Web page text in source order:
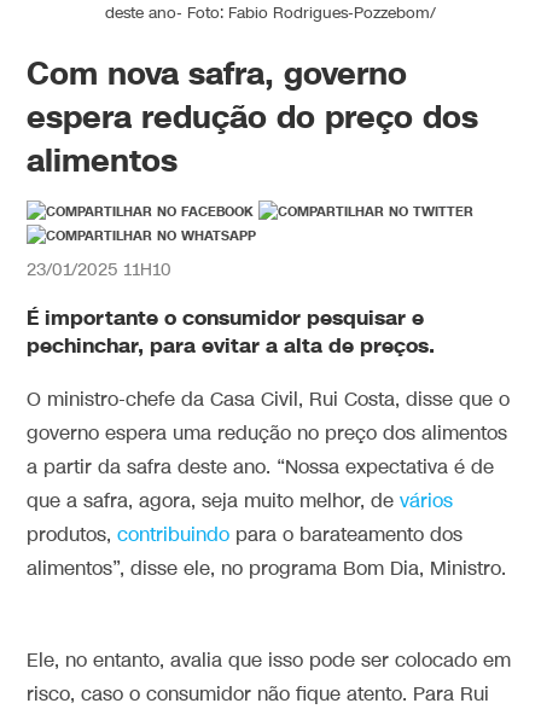
deste ano- Foto: Fabio Rodrigues-Pozzebom/
Com nova safra, governo
espera redução do preço dos
alimentos
23/01/2025 11H10
É importante o consumidor pesquisar e
pechinchar, para evitar a alta de preços.
O ministro-chefe da Casa Civil, Rui Costa, disse que o
governo espera uma redução no preço dos alimentos
a partir da safra deste ano. “Nossa expectativa é de
que a safra, agora, seja muito melhor, devários
produtos,contribuindo para o barateamento dos
alimentos”, disse ele, no programa Bom Dia, Ministro.
Ele, no entanto, avalia que isso pode ser colocado em
risco, caso o consumidor não fique atento. Para Rui